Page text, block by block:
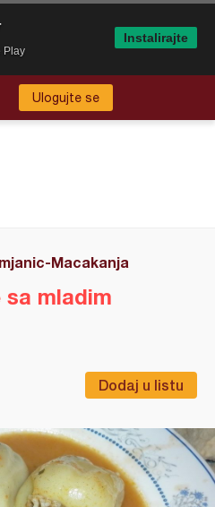
Ulogujte se
Macakanja
Dodaj u listu
sa mladim
Play
Instalirajte